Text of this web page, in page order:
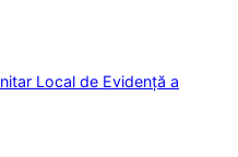
Local de Evidență a